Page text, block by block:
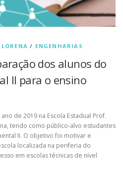
/ ENGENHARIAS
dos alunos do
II para o ensino
de 2019 na Escola Estadual Prof.
tendo como público-alvo estudantes
II. O objetivo foi motivar e
localizada na periferia do
em escolas técnicas de nível